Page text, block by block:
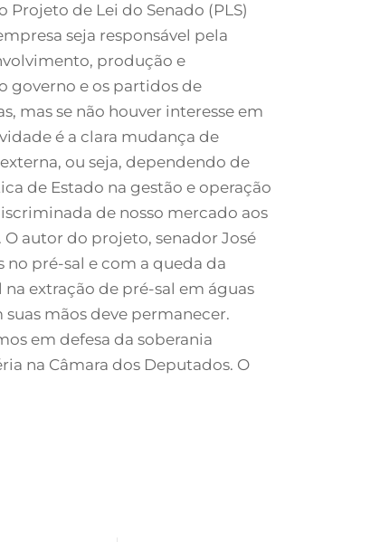
de Lei do Senado (PLS)
seja responsável pela
produção e
governo e os partidos de
mas se não houver interesse em
é a clara mudança de
ou seja, dependendo de
de Estado na gestão e operação
de nosso mercado aos
autor do projeto, senador José
pré-sal e com a queda da
extração de pré-sal em águas
mãos deve permanecer.
em defesa da soberania
na Câmara dos Deputados. O